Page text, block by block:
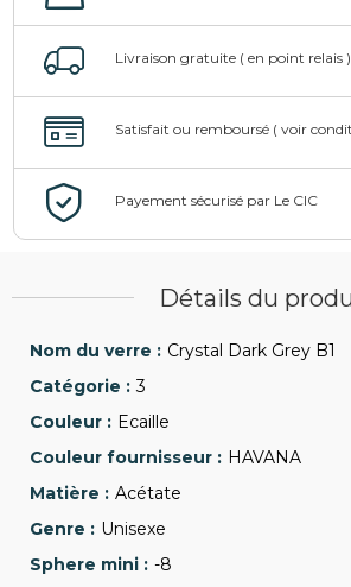
Détails du
Crystal Dark Grey B1
3
Ecaille
HAVANA
Acétate
Unisexe
-8